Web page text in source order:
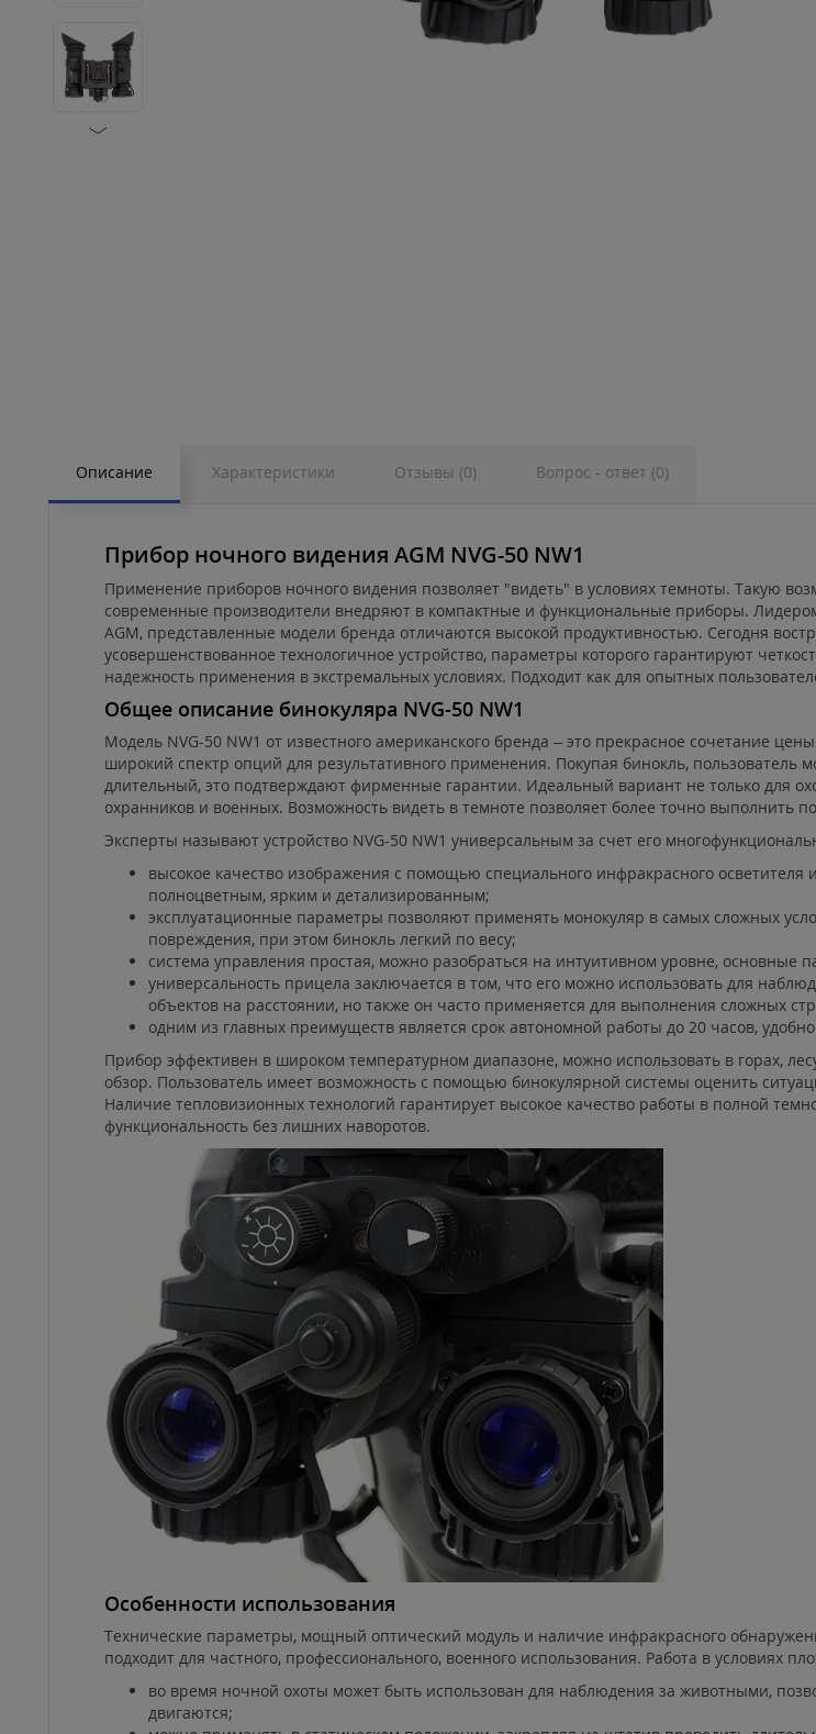
Описание Характеристики Отзывы (0) Вопрос - ответ (0)
Прибор ночного видения AGM NVG-50 NW1
Применение приборов ночного видения позволяет "видеть" в условиях темноты. Такую
современные производители внедряют в компактные и функциональные приборы.
AGM, представленные модели бренда отличаются высокой продуктивностью. Сегодня
усовершенствованное технологичное устройство, параметры которого гарантируют
надежность применения в экстремальных условиях. Подходит как для опытных
Общее описание бинокуляра NVG-50 NW1
Модель NVG-50 NW1 от известного американского бренда – это прекрасное сочетание
широкий спектр опций для результативного применения. Покупая бинокль, пользователь
длительный, это подтверждают фирменные гарантии. Идеальный вариант не только для
охранников и военных. Возможность видеть в темноте позволяет более точно выполнить
Эксперты называют устройство NVG-50 NW1 универсальным за счет его
высокое качество изображения с помощью специального инфракрасного
полноцветным, ярким и детализированным;
эксплуатационные параметры позволяют применять монокуляр в самых сложных
повреждения, при этом бинокль легкий по весу;
система управления простая, можно разобраться на интуитивном уровне,
универсальность прицела заключается в том, что его можно использовать для
объектов на расстоянии, но также он часто применяется для выполнения сложных
одним из главных преимуществ является срок автономной работы до 20 часов,
Прибор эффективен в широком температурном диапазоне, можно использовать в горах,
обзор. Пользователь имеет возможность с помощью бинокулярной системы оценить
Наличие тепловизионных технологий гарантирует высокое качество работы в полной
функциональность без лишних наворотов.
Особенности использования
Технические параметры, мощный оптический модуль и наличие инфракрасного
подходит для частного, профессионального, военного использования. Работа в условиях
во время ночной охоты может быть использован для наблюдения за животными,
двигаются;